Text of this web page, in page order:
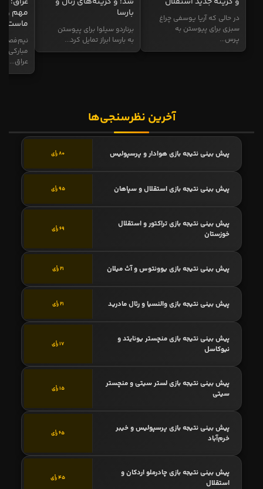
در حالی که آریا یوسفی چراغ
سبزی برای پیوستن به
پرس...
بارسا
برناردو سیلوا برای پیوستن
به بارسا ابراز تمایل کرد...
مهم و
ماست
نیم‌فصل
مبارکی
عراق...
آخرین نظرسنجی‌ها
پیش بینی نتیجه بازی هوادار و پرسپولیس 80 رأی
پیش بینی نتیجه بازی استقلال و سپاهان 95 رأی
پیش بینی نتیجه بازی تراکتور و استقلال
خوزستان
69 رأی
پیش بینی نتیجه بازی یوونتوس و آث میلان 21 رأی
پیش بینی نتیجه بازی والنسیا و رئال مادرید 21 رأی
پیش بینی نتیجه بازی منچستر یونایتد و
نیوکاسل
17 رأی
پیش بینی نتیجه بازی لستر سیتی و منچستر
سیتی
15 رأی
پیش بینی نتیجه بازی پرسپولیس و خیبر
خرم‌آباد
65 رأی
پیش بینی نتیجه بازی چادرملو اردکان و
استقلال
45 رأی